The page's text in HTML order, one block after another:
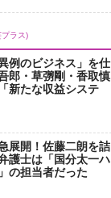
プラス)
例のビジネス」を仕
郎・草彅剛・香取慎
新たな収益システ
展開！佐藤二朗を詰
護士は「国分太一ハ
の担当者だった